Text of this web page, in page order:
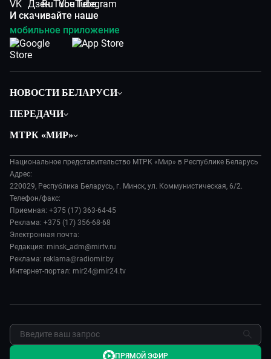
И скачивайте наше
мобильное приложение
НОВОСТИ БЕЛАРУСИ
Экономика
Происшествия
Наука и технологии
Здоровье и медицина
Авто
Культура
Спорт
ПЕРЕДАЧИ
Все как у людей
Вместе выгодно
Евразия. Культурно
Евразия. Регионы
Наши иностранцы
Пять причин поехать в...
Сделано в Содружестве
МТРК «МИР»
История
Руководство
Лица мира
Новости
Пресса о нас
Карьера
Реклама
Национальное представительство МТРК «Мир» в Республике Беларусь
Адрес:
220029, Республика Беларусь, г. Минск, ул. Коммунистическая, 6/2.
Телефон/факс:
Приемная: +375 (17) 363-64-45
Реклама: +375 (17) 356-68-68
Электронная почта:
Редакция: minsk_adm@mirtv.ru
Реклама: reklama@radiomir.by
Интернет-портал: mir24@mir24.tv
ПРЯМОЙ ЭФИР